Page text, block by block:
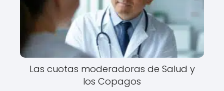
Las cuotas moderadoras de Salud y
los Copagos